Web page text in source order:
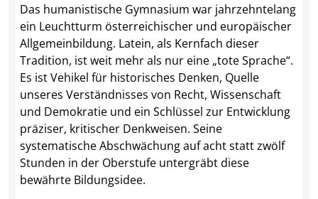
Das humanistische Gymnasium war jahrzehntelang
ein Leuchtturm österreichischer und europäischer
Allgemeinbildung. Latein, als Kernfach dieser
Tradition, ist weit mehr als nur eine „tote Sprache“.
Es ist Vehikel für historisches Denken, Quelle
unseres Verständnisses von Recht, Wissenschaft
und Demokratie und ein Schlüssel zur Entwicklung
präziser, kritischer Denkweisen. Seine
systematische Abschwächung auf acht statt zwölf
Stunden in der Oberstufe untergräbt diese
bewährte Bildungsidee.